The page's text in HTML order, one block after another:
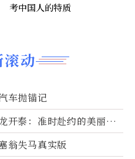
滚动
车抛锚记
开泰：准时赴约的美丽震
翁失马真实版
考中国人的特质